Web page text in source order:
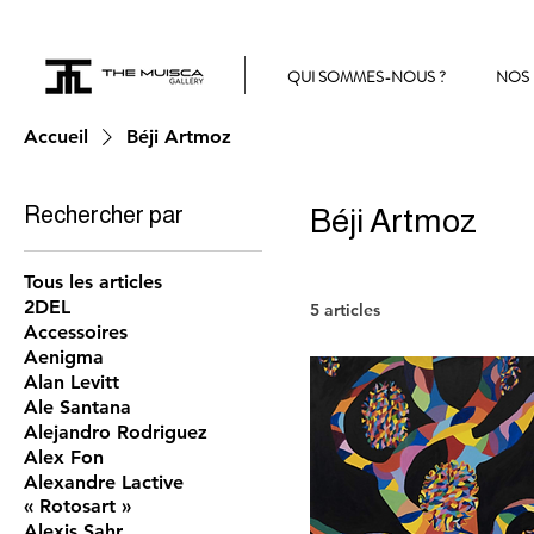
QUI SOMMES-NOUS ? NOS
Accueil Béji Artmoz
Rechercher par
Tous les articles
2DEL
Accessoires
Aenigma
Alan Levitt
Ale Santana
Alejandro Rodriguez
Alex Fon
Alexandre Lactive
« Rotosart »
Béji Artmoz
5 articles